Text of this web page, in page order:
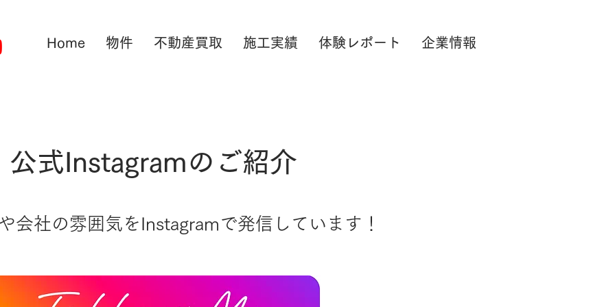
Home 物件 不動産買取 施工実績 体験レポート 企業情報
公式Instagramのご紹介
会社の雰囲気をInstagramで発信しています！